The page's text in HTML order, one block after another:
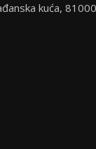
kuća,